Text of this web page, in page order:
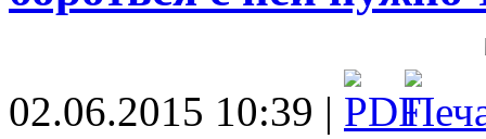
02.06.2015 10:39 |